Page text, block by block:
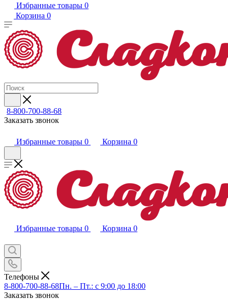
Избранные товары 0
Корзина 0
8-800-700-88-68
Заказать звонок
Избранные товары 0 Корзина 0
Избранные товары 0 Корзина 0
Телефоны
8-800-700-88-68Пн. – Пт.: с 9:00 до 18:00
Заказать звонок